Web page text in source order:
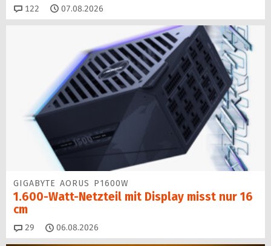
122 Kommentare
07.08.2026
GIGABYTE AORUS P1600W
1.600-Watt-Netzteil mit Display misst nur 16
cm
29 Kommentare
06.08.2026